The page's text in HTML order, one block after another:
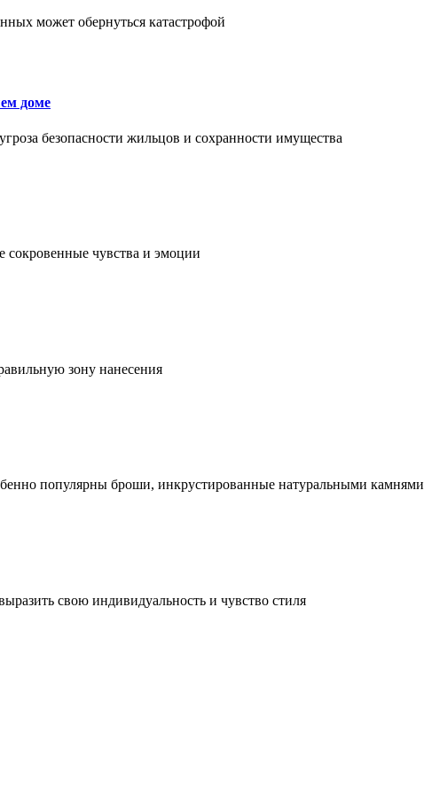
может обернуться катастрофой
доме
безопасности жильцов и сохранности имущества
сокровенные чувства и эмоции
зону нанесения
популярны броши, инкрустированные натуральными камнями
свою индивидуальность и чувство стиля